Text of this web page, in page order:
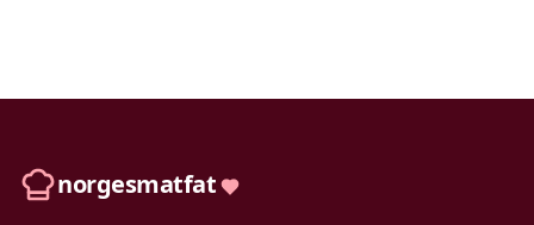
norgesmatfat